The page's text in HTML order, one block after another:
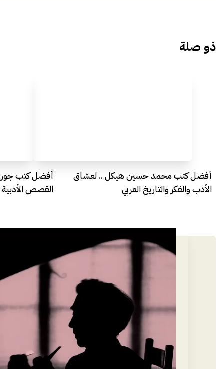
ذو صلة
أفضل كتب محمد حسين هيكل .. لعشاق
الأدب والفكر والتاريخ العربي
أفضل كتب
القصص الأدبية